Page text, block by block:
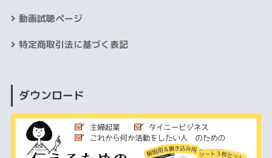
動画試聴ページ
特定商取引法に基づく表記
ダウンロード